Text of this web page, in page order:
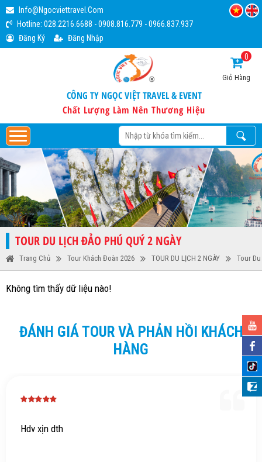
Info@ngocviettravel.com
Hotline: 028.2216.6688 -0908.816.779 -0966.837.937
Đăng Ký
Đăng Nhập
CÔNG TY NGỌC VIỆT TRAVEL & EVENT
Chất Lượng Làm Nên Thương Hiệu
Giỏ Hàng
0
TOUR DU LỊCH ĐẢO PHÚ QUÝ 2 NGÀY
Trang Chủ Tour Khách Đoàn 2026 TOUR DU LỊCH 2 NGÀY Tour
Không tìm thấy dữ liệu nào!
ĐÁNH GIÁ TOUR VÀ PHẢN HỒI KHÁCH
HÀNG
Hdv xịn dth